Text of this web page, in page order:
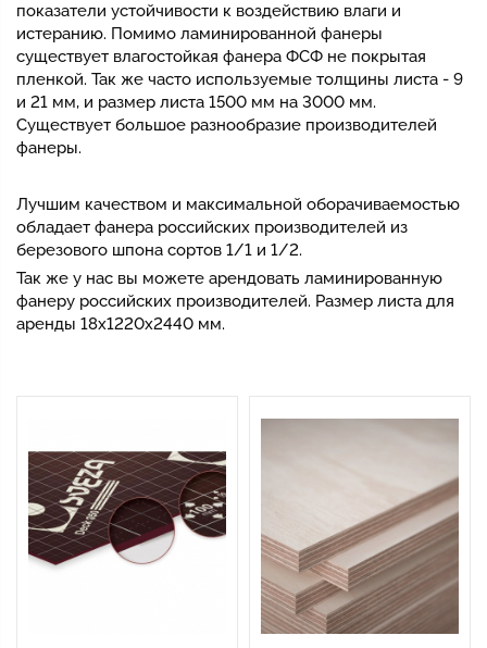
показатели устойчивости к воздействию влаги и
истеранию. Помимо ламинированной фанеры
существует влагостойкая фанера ФСФ не покрытая
пленкой. Так же часто используемые толщины листа - 9
и 21 мм, и размер листа 1500 мм на 3000 мм.
Существует большое разнообразие производителей
фанеры.
Лучшим качеством и максимальной оборачиваемостью
обладает фанера российских производителей из
березового шпона сортов 1/1 и 1/2.
Так же у нас вы можете арендовать ламинированную
фанеру российских производителей. Размер листа для
аренды 18х1220х2440 мм.